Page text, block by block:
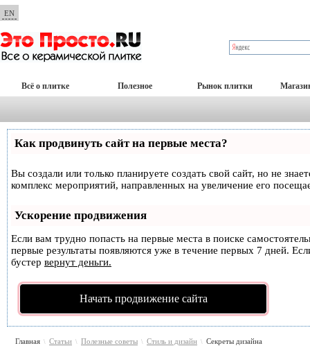
EN
Всё о плитке Полезное Рынок плитки
Как продвинуть сайт на первые места?
Вы создали или только планируете создать свой сайт, но не
комплекс мероприятий, направленных на увеличение его
Ускорение продвижения
Если вам трудно попасть на первые места в поиске
первые результаты появляются уже в течение первых 7 дней.
бустер вернут деньги.
Начать продвижение сайта
Главная \ Статьи \ Полезные советы \ Стиль и дизайн \ Секреты дизайна